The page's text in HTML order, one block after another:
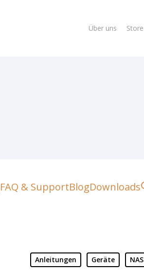
FAQ & SupportBlogDownloads
Über uns Store
Anleitungen Geräte NAS